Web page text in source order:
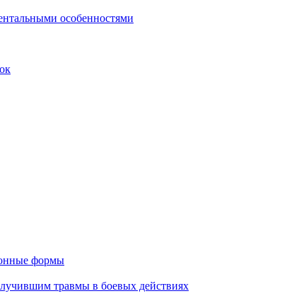
особенностями
формы
травмы в боевых действиях